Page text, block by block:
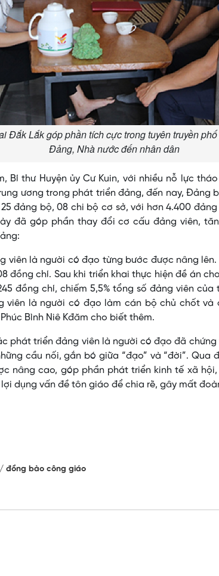
Đắk Lắk góp phần tích cực trong tuyên truyền
Đảng, Nhà nước đến nhân dân
Bí thư Huyện ủy Cư Kuin, với nhiều nỗ lực
ương trong phát triển đảng, đến nay, Đảng
đảng bộ, 08 chi bộ cơ sở, với hơn 4.400
đã góp phần thay đổi cơ cấu đảng viên,
viên là người có đạo từng bước được nâng lên.
đồng chí. Sau khi triển khai thực hiện đề án
đồng chí, chiếm 5,5% tổng số đảng viên của
viên là người có đạo làm cán bộ chủ chốt
Bình Niê Kđăm cho biết thêm.
phát triển đảng viên là người có đạo đã
cầu nối, gắn bó giữa “đạo” và “đời”. Qua
nâng cao, góp phần phát triển kinh tế xã
dụng vấn đề tôn giáo để chia rẽ, gây mất
đồng bào công giáo